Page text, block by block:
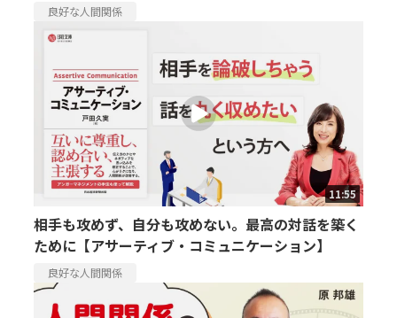
良好な人間関係
11:55
相手も攻めず、自分も攻めない。最高の対話を築く
ために【アサーティブ・コミュニケーション】
良好な人間関係